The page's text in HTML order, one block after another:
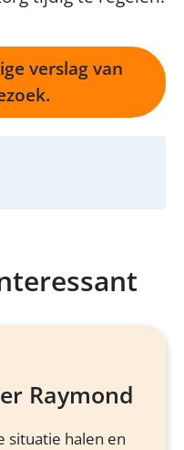
verslag van
Raymond
situatie halen en